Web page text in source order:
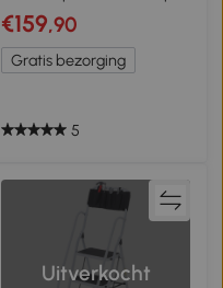
treden, tot 150 kg
belastbaar, aluminium,
Zwart+Rood
€159,90
Gratis bezorging
5
Uitverkocht